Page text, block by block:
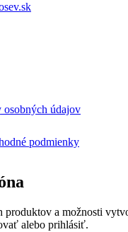
osobných údajov
podmienky
produktov a možnosti
alebo prihlásiť.